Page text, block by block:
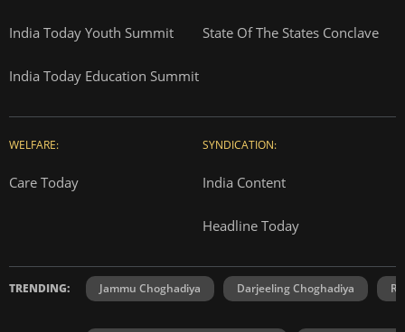
India Today Youth Summit State Of The States Conclave
India Today Education Summit
WELFARE:
Care Today
SYNDICATION:
India Content
Headline Today
TRENDING: Jammu Choghadiya Darjeeling Choghadiya